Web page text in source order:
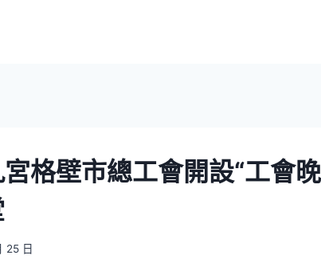
格壁市總工會開設“工會
25 日